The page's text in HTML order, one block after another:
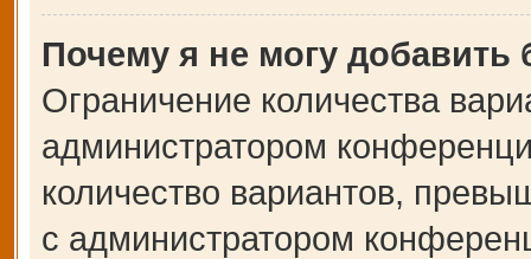
Почему я не могу добавить
Ограничение количества
администратором
количество вариантов,
с администратором